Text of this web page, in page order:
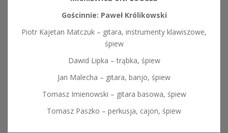
Gościnnie: Paweł Królikowski
Piotr Kajetan Matczuk – gitara, instrumenty klawiszowe,
śpiew
Dawid Lipka – trąbka, śpiew
Jan Malecha – gitara, banjo, śpiew
Tomasz Imienowski – gitara basowa, śpiew
Tomasz Paszko – perkusja, cajon, śpiew